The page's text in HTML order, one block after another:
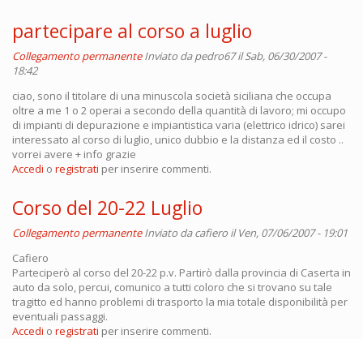
partecipare al corso a luglio
Collegamento permanente Inviato dapedro67il Sab, 06/30/2007 -
18:42
ciao, sono il titolare di una minuscola società siciliana che occupa
oltre a me 1 o 2 operai a secondo della quantità di lavoro; mi occupo
di impianti di depurazione e impiantistica varia (elettrico idrico) sarei
interessato al corso di luglio, unico dubbio e la distanza ed il costo ..
vorrei avere + info grazie
Accedi o registrati per inserire commenti.
Corso del 20-22 Luglio
Collegamento permanente Inviato dacafiero il Ven, 07/06/2007 - 19:01
Cafiero
Parteciperò al corso del 20-22 p.v. Partirò dalla provincia di Caserta in
auto da solo, percui, comunico a tutti coloro che si trovano su tale
tragitto ed hanno problemi di trasporto la mia totale disponibilità per
eventuali passaggi.
Accedi o registrati per inserire commenti.